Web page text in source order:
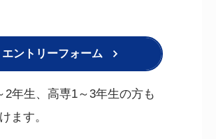
エントリーフォーム
年生、高専1～3年生の方も
ます。